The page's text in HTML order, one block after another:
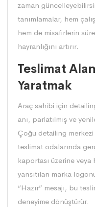
zaman
tanımlamalar, hem
hem de misafirlerin
hayranlığını artırır.
Teslimat
Yaratmak
Araç sahibi için
anı, parlatılmış ve
Çoğu detailing merkezi
teslimat odalarında
kaportası üzerine veya
yansıtılan marka
“Hazır” mesajı, bu
deneyime dönüştürür.